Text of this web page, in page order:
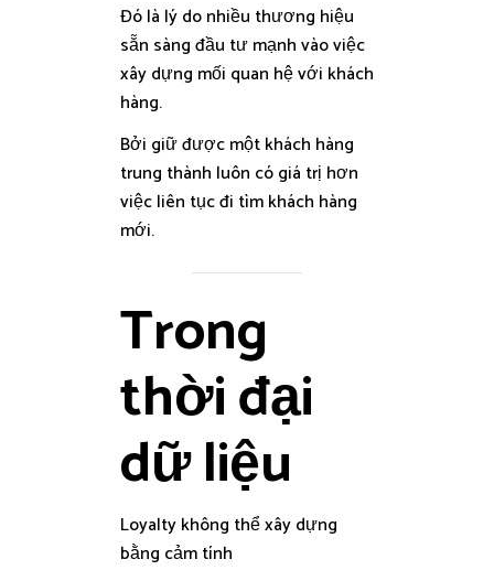
Đó là lý do nhiều thương hiệu
sẵn sàng đầu tư mạnh vào việc
xây dựng mối quan hệ với khách
hàng.
Bởi giữ được một khách hàng
trung thành luôn có giá trị hơn
việc liên tục đi tìm khách hàng
mới.
Trong
thời đại
dữ liệu
Loyalty không thể xây dựng
bằng cảm tính